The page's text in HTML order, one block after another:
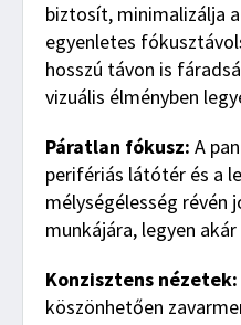
biztosít, minimalizálja
egyenletes
hosszú távon is
vizuális élményben
Páratlan fókusz: A
perifériás látótér és a
mélységélesség révén
munkájára, legyen
Konzisztens nézetek:
köszönhetően